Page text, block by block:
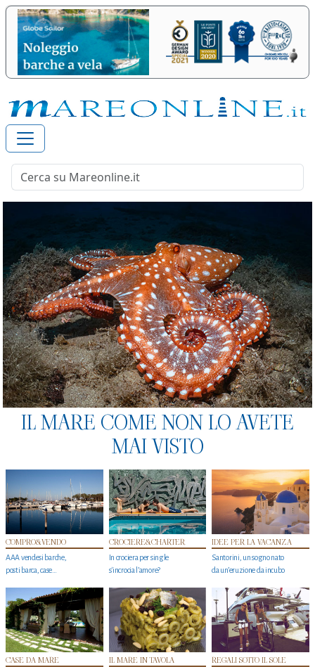
IL MARE COME NON LO AVETE
MAI VISTO
COMPRO&VENDO
AAA vendesi barche,
posti barca, case…
CROCIERE&CHARTER
In crociera per single
s'incrocia l’amore?
IDEE PER LA VACANZA
Santorini, un sogno nato
da un’eruzione da incubo
CASE DA MARE IL MARE IN TAVOLA REGALI SOTTO IL SOLE